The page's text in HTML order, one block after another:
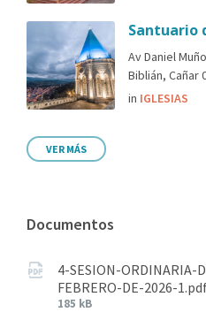
Santuario
Av Daniel
Biblián, Cañar
in IGLESIAS
VER MÁS
Documentos
4-SESION-ORDINARIA-
FEBRERO-DE-2026-
185 kB